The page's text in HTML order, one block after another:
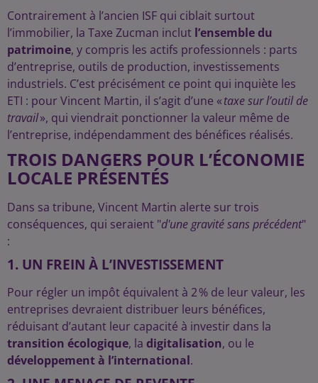
Contrairement à l’ancien ISF qui ciblait surtout
l’immobilier, la Taxe Zucman inclut l’ensemble du
patrimoine, y compris les actifs professionnels : parts
d’entreprise, outils de production, investissements
industriels. C’est précisément ce point qui inquiète les
ETI : pour Vincent Martin, il s’agit d’une «taxe sur l’outil de
travail», qui viendrait ponctionner la valeur même de
l’entreprise, indépendamment des bénéfices réalisés.
TROIS DANGERS POUR L’ÉCONOMIE
LOCALE PRÉSENTÉS
Dans sa tribune, Vincent Martin alerte sur trois
conséquences, qui seraient "d'une gravité sans précédent"
:
1. UN FREIN À L’INVESTISSEMENT
Pour régler un impôt équivalent à 2 % de leur valeur, les
entreprises devraient distribuer leurs bénéfices,
réduisant d’autant leur capacité à investir dans la
transition écologique, la digitalisation, ou le
développement à l’international.